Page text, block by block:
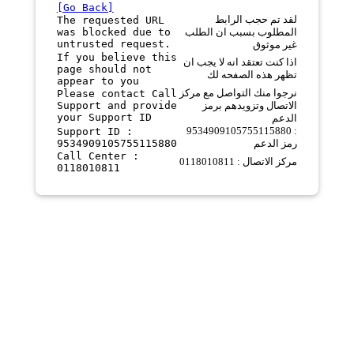
[Go Back]
The requested URL
was blocked due to
untrusted request.
لقد تم حجب الرابط
المطلوب بسبب ان الطلب
غير موثوق
If you believe this
page should not
appear to you
اذا كنت تعتقد انه لا يجب ان
تظهر هذه الصفحه لك
Please contact Call
Support and provide
your Support ID
نرجوا منك التواصل مع مركز
الاتصال وتزويدهم برمز
الدعم
Support ID :
9534909105755115880
9534909105755115880 :
رمز الدعم
Call Center :
0118010811
مركز الاتصال : 0118010811